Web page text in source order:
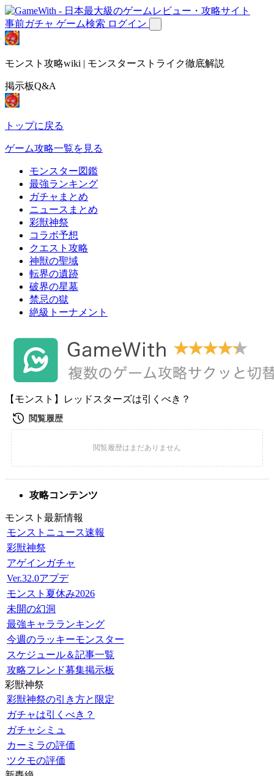
事前ガチャ ゲーム検索 ログイン
モンスト攻略wiki | モンスターストライク徹底解説
掲示板Q&A
トップに戻る
ゲーム攻略一覧を見る
モンスター図鑑
最強ランキング
ガチャまとめ
ニュースまとめ
彩獣神祭
コラボ予想
クエスト攻略
神獣の聖域
転界の遺跡
破界の星墓
禁忌の獄
絶級トーナメント
【モンスト】レッドスターズは引くべき？
攻略コンテンツ
モンスト最新情報
モンストニュース速報
彩獣神祭
アゲインガチャ
Ver.32.0アプデ
モンスト夏休み2026
未開の幻洞
最強キャラランキング
今週のラッキーモンスター
スケジュール＆記事一覧
攻略フレンド募集掲示板
彩獣神祭
彩獣神祭の引き方と限定
ガチャは引くべき？
ガチャシミュ
カーミラの評価
ツクモの評価